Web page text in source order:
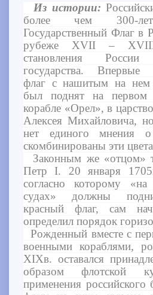
Из истории:
более чем 300-
Государственный Флаг в
рубеже XVII –
становления
государства. Впервые
флаг с нашитым на нем
был поднят на первом
корабле «Орел», в
Алексея Михайловича,
нет единого мнения
скомбинированы эти
Законным же «отцом»
Петр I. 20 января
согласно которому
судах» должны
красный флаг, сам
определил порядок
Рожденный вместе с
военными кораблями,
XIXв. оставался
образом флотской
применения российского